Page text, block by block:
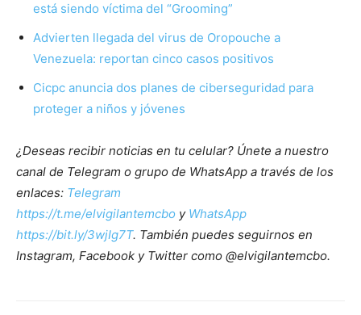
está siendo víctima del “Grooming”
Advierten llegada del virus de Oropouche a
Venezuela: reportan cinco casos positivos
Cicpc anuncia dos planes de ciberseguridad para
proteger a niños y jóvenes
¿Deseas recibir noticias en tu celular? Únete a nuestro
canal de Telegram o grupo de WhatsApp a través de los
enlaces: Telegram
https://t.me/elvigilantemcbo y WhatsApp
https://bit.ly/3wjIg7T. También puedes seguirnos en
Instagram, Facebook y Twitter como @elvigilantemcbo.